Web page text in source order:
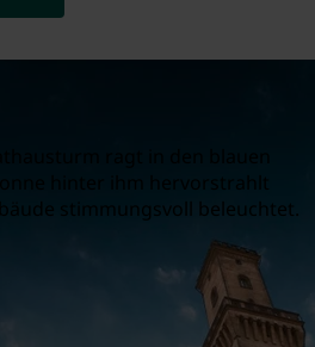
ragt in den blauen
hinter ihm hervorstrahlt
stimmungsvoll beleuchtet.